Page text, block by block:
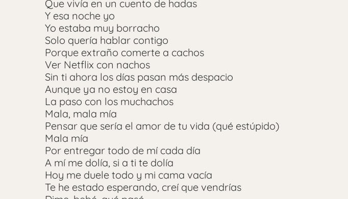
Que vivía en un cuento de hadas
Y esa noche yo
Yo estaba muy borracho
Solo quería hablar contigo
Porque extraño comerte a cachos
Ver Netflix con nachos
Sin ti ahora los días pasan más despacio
Aunque ya no estoy en casa
La paso con los muchachos
Mala, mala mía
Pensar que sería el amor de tu vida (qué estúpido)
Mala mía
Por entregar todo de mí cada día
A mí me dolía, si a ti te dolía
Hoy me duele todo y mi cama vacía
Te he estado esperando, creí que vendrías